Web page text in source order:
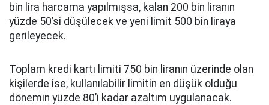
bin lira harcama yapılmışsa, kalan 200 bin liranın
yüzde 50’si düşülecek ve yeni limit 500 bin liraya
gerileyecek.
Toplam kredi kartı limiti 750 bin liranın üzerinde olan
kişilerde ise, kullanılabilir limitin en düşük olduğu
dönemin yüzde 80’i kadar azaltım uygulanacak.